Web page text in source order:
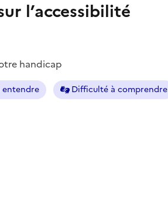
l’accessibilité
handicap
Difficulté à comprendre